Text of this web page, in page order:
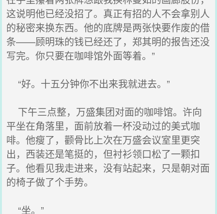
这说明他已经没招了。真正有招的人不会拿别人
的秘密来换东西。他的底牌是两张快要作废的借
条——顾明珠的钱已经还了，郑其明的报告还没
写完。你只要在咖啡馆外面等着。”
“好。十五分钟你不出来我就进去。”
下午三点整，万盛集团对面的咖啡馆。许向
平坐在角落里，面前放着一杯没动过的美式咖
啡。他瘦了，颧骨比上次在万盛会议室里更突
出，西装还是笔挺的，但衬衫领口松了一颗扣
子。他看见我走进来，没有站起来，只是朝对面
的椅子做了个手势。
“坐。”